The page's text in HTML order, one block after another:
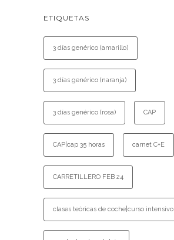
ETIQUETAS
3 días genérico (amarillo)
3 días genérico (naranja)
3 días genérico (rosa) CAP
CAP|cap 35 horas carnet C+E
CARRETILLERO FEB 24
clases teóricas de coche|curso intensivo